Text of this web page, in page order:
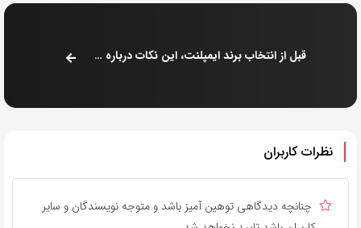
قبل از انتخاب برند ایمپلنت، این نکات درباره SIC را بخوانید
نظرات کاربران
چنانچه دیدگاهی توهین آمیز باشد و متوجه نویسندگان و سایر